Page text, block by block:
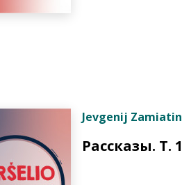
Jevgenij Zamiatin
Рассказы. T. 1